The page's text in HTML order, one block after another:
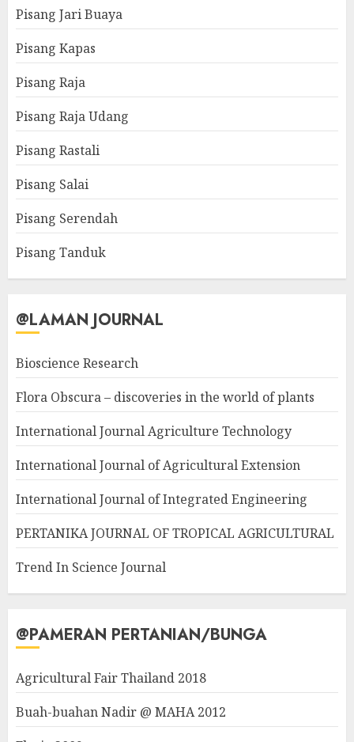
Pisang Jari Buaya
Pisang Kapas
Pisang Raja
Pisang Raja Udang
Pisang Rastali
Pisang Salai
Pisang Serendah
Pisang Tanduk
@LAMAN JOURNAL
Bioscience Research
Flora Obscura – discoveries in the world of plants
International Journal Agriculture Technology
International Journal of Agricultural Extension
International Journal of Integrated Engineering
PERTANIKA JOURNAL OF TROPICAL AGRICULTURAL
Trend In Science Journal
@PAMERAN PERTANIAN/BUNGA
Agricultural Fair Thailand 2018
Buah-buahan Nadir @ MAHA 2012